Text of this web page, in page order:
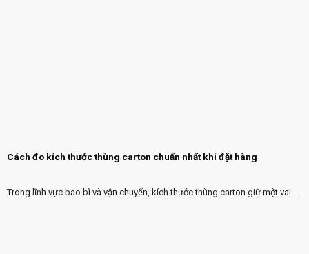
Cách đo kích thước thùng carton chuẩn nhất khi đặt hàng
Trong lĩnh vực bao bì và vận chuyển, kích thước thùng carton giữ một vai ...